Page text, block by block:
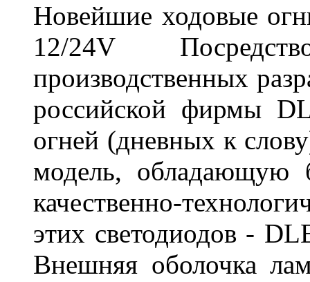
Новейшие ходовые
12/24V
производственных
российской фирмы
огней (дневных к
модель,
качественно-
этих светодиодов -
Внешняя оболочка